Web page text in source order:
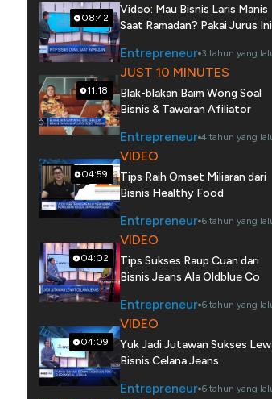
08:42
Video: Mau Bisnis Laris Manis
Saat Ramadan? Pakai Jurus Ini
Entrepreneur 3 tahun yang
11:18
JUST 10 MINUTES
Blak-blakan Baim Wong Soal
Bisnis & Tawaran Afiliator
Entrepreneur 4 tahun yang
04:59
VIDEO
Tips Raih Omset Miliaran dari
Bisnis Healthy Food
Entrepreneur 6 tahun yang
04:02
VIDEO
Tips Sukses Raup Cuan dari
Bisnis Jeans Ala Oldblue Co
Entrepreneur 6 tahun yang
04:09
VIDEO
Yuk Jadi Jutawan Sukses
Bisnis Celana Jeans
Entrepreneur 6 tahun yang